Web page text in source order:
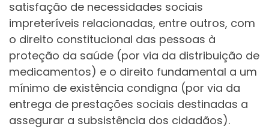
satisfação de necessidades sociais
impreteríveis relacionadas, entre outros, com
o direito constitucional das pessoas à
proteção da saúde (por via da distribuição de
medicamentos) e o direito fundamental a um
mínimo de existência condigna (por via da
entrega de prestações sociais destinadas a
assegurar a subsistência dos cidadãos).